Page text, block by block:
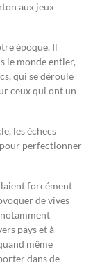
aux jeux
époque. Il
le monde entier,
qui se déroule
ceux qui ont un
les échecs
perfectionner
forcément
de vives
pays et à
même
dans de